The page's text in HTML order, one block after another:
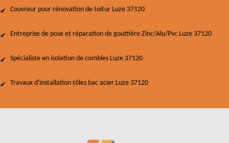
Couvreur pour rénovation de toitur Luze 37120
Entreprise de pose et réparation de gouttière Zinc/Alu/Pvc Luze 37120
Spécialiste en isolation de combles Luze 37120
Travaux d'installation tôles bac acier Luze 37120